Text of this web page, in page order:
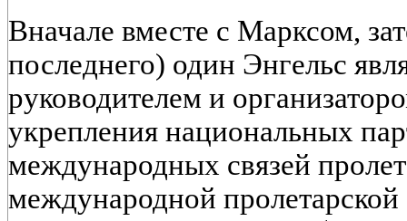
Вначале вместе с Марксом,
последнего) один Энгельс
руководителем и
укрепления национальных
международных связей
международной пролетарской